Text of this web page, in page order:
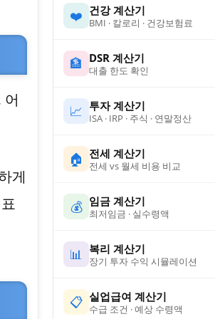
게
❤️ 건강 계산기
BMI · 칼로리 · 건강보험료
🏦 DSR 계산기
대출 한도 확인
📈 투자 계산기
ISA · IRP · 주식 · 연말정산
🏠 전세 계산기
전세 vs 월세 비용 비교
💰 임금 계산기
최저임금 · 실수령액
📊 복리 계산기
장기 투자 수익 시뮬레이션
📋 실업급여 계산기
수급 조건 · 예상 수령액